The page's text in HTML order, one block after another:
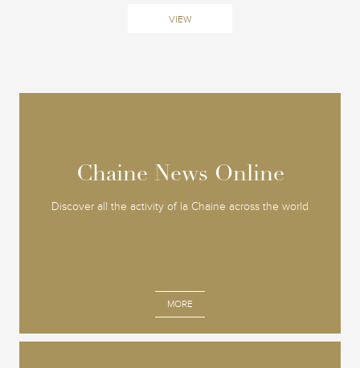
VIEW
Chaine News Online
Discover all the activity of la Chaine across the world
MORE
Chaine News Online